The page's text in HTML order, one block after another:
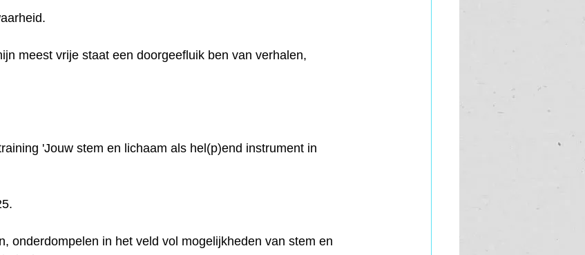
meest vrije staat een doorgeefluik ben van verhalen,
'Jouw stem en lichaam als hel(p)end instrument in
onderdompelen in het veld vol mogelijkheden van stem en